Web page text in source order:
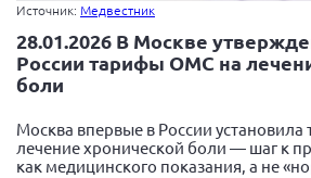
Источник: Медвестник
28.01.2026 В Москве
России тарифы ОМС на
боли
Москва впервые в России
лечение хронической боли — шаг к
как медицинского показания, а не